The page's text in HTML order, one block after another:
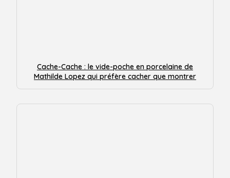
Cache-Cache : le vide-poche en porcelaine de
Mathilde Lopez qui préfère cacher que montrer